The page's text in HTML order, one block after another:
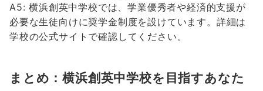
A5: 横浜創英中学校では、学業優秀者や経済的支援が
必要な生徒向けに奨学金制度を設けています。詳細は
学校の公式サイトで確認してください。
まとめ：横浜創英中学校を目指すあなた